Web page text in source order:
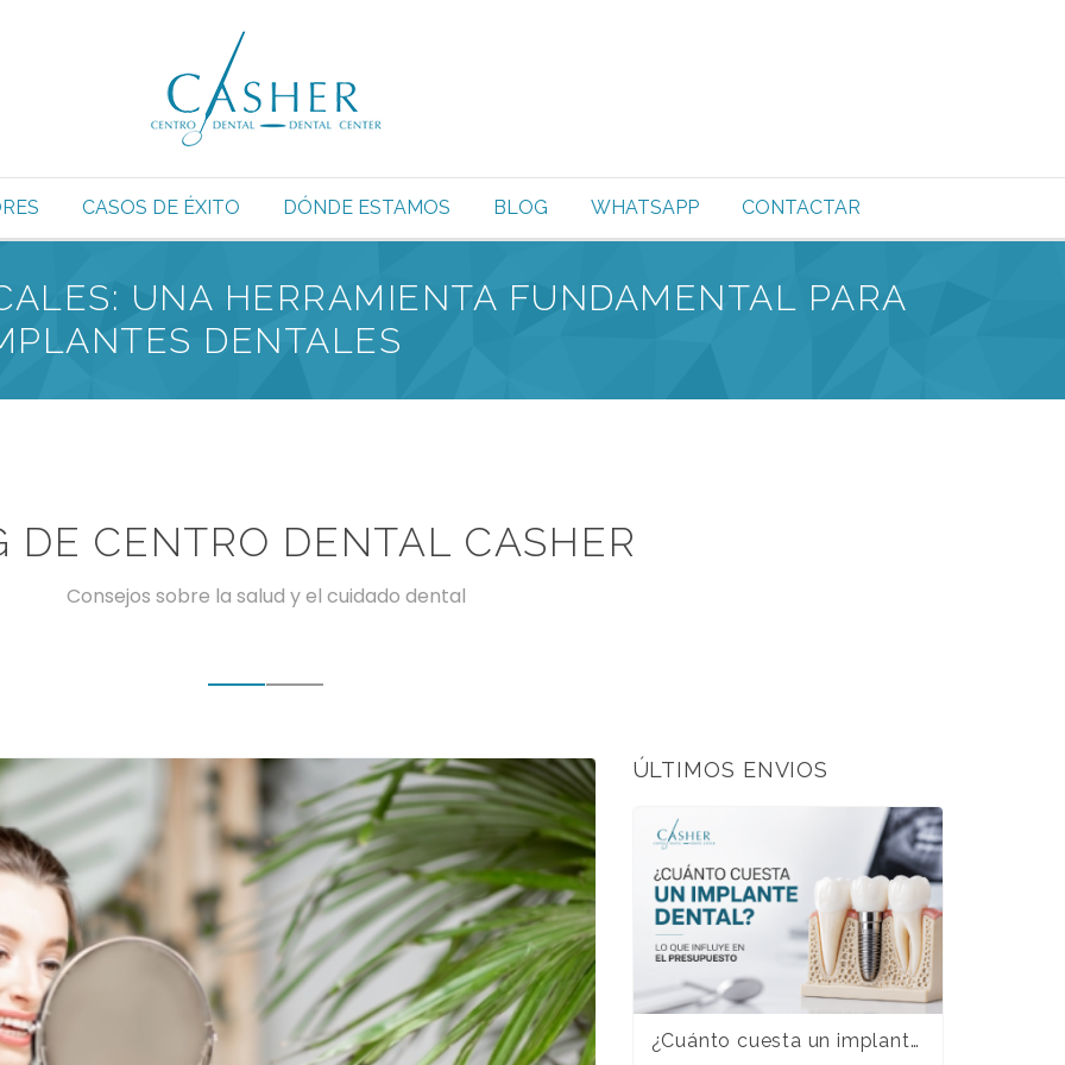
CASOS DE ÉXITO DÓNDE ESTAMOS BLOG WHATSAPP CONTACTAR
UNA HERRAMIENTA FUNDAMENTAL PARA
DENTALES
DE CENTRO DENTAL CASHER
Consejos sobre la salud y el cuidado dental
ÚLTIMOS ENVIOS
¿Cuánto cuesta un implante dental en Alicante? Guía completa para entender el presupuesto